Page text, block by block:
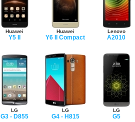
Huawei
Y5 II
Huawei
Y6 II Compact
Lenovo
A2010
LG
G3 - D855
LG
G4 - H815
LG
G5